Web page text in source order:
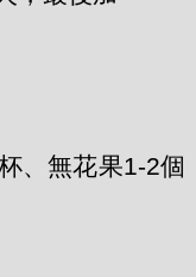
、無花果1-2個